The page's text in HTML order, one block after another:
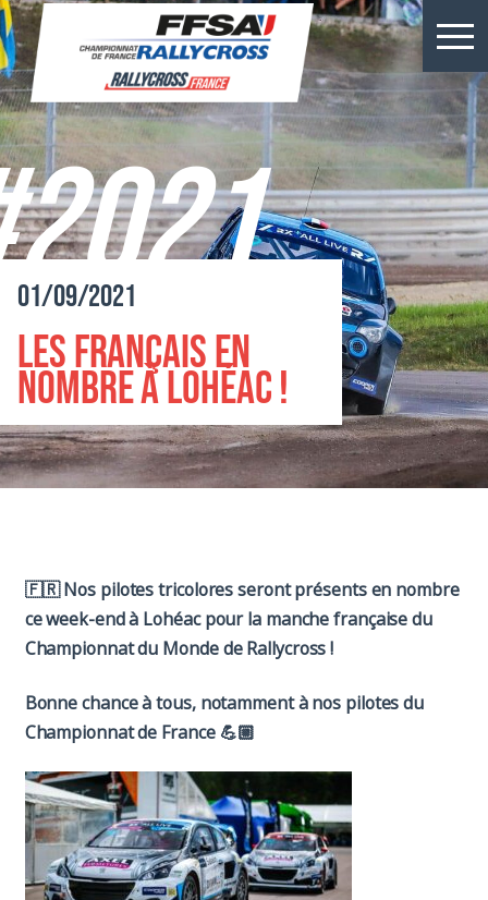
Résultats Kerlabo
Actus
Épreuves
Championnats
Billetterie
Rallycross
Presse
01/09/2021
Les français en
nombre à Lohéac !
🇫🇷Nos pilotes tricolores seront présents en nombre
ce week-end à Lohéac pour la manche française du
Championnat du Monde de Rallycross !
Bonne chance à tous, notamment à nos pilotes du
Championnat de France 💪🏼